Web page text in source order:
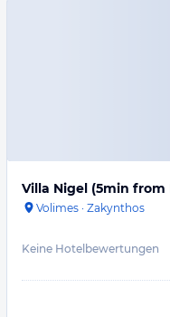
Villa Nigel (5min from
Volimes · Zakynthos
Keine Hotelbewertungen